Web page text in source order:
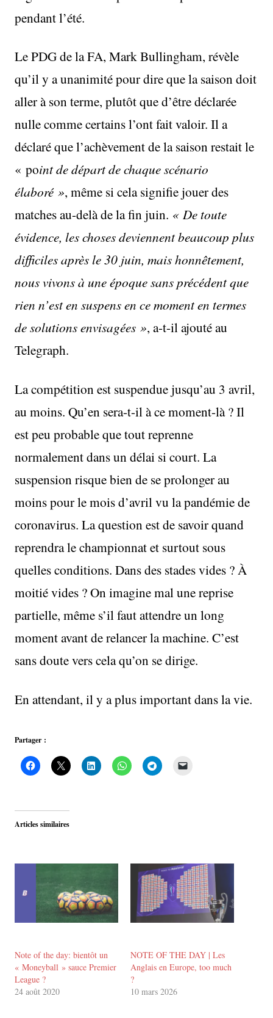
pendant l’été.
Le PDG de la FA, Mark Bullingham, révèle
qu’il y a unanimité pour dire que la saison doit
aller à son terme, plutôt que d’être déclarée
nulle comme certains l’ont fait valoir. Il a
déclaré que l’achèvement de la saison restait le
« point de départ de chaque scénario
élaboré », même si cela signifie jouer des
matches au-delà de la fin juin. « De toute
évidence, les choses deviennent beaucoup plus
difficiles après le 30 juin, mais honnêtement,
nous vivons à une époque sans précédent que
rien n’est en suspens en ce moment en termes
de solutions envisagées », a-t-il ajouté au
Telegraph.
La compétition est suspendue jusqu’au 3 avril,
au moins. Qu’en sera-t-il à ce moment-là ? Il
est peu probable que tout reprenne
normalement dans un délai si court. La
suspension risque bien de se prolonger au
moins pour le mois d’avril vu la pandémie de
coronavirus. La question est de savoir quand
reprendra le championnat et surtout sous
quelles conditions. Dans des stades vides ? À
moitié vides ? On imagine mal une reprise
partielle, même s’il faut attendre un long
moment avant de relancer la machine. C’est
sans doute vers cela qu’on se dirige.
En attendant, il y a plus important dans la vie.
Partager :
Articles similaires
Note of the day: bientôt un
« Moneyball » sauce Premier
League ?
24 août 2020
NOTE OF THE DAY | Les
Anglais en Europe, too much
?
10 mars 2026